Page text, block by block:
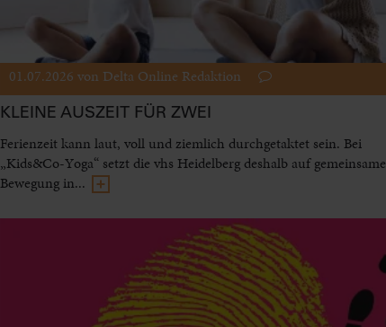
01.07.2026 von Delta Online Redaktion
KLEINE AUSZEIT FÜR ZWEI
Ferienzeit kann laut, voll und ziemlich durchgetaktet sein. Bei
„Kids&Co-Yoga“ setzt die vhs Heidelberg deshalb auf gemeinsame
Bewegung in...